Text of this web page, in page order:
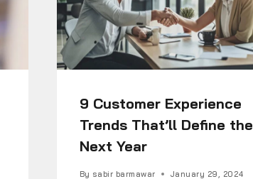
9 Customer Experience
Trends That’ll Define the
Next Year
By sabir barmawar January 29, 2024